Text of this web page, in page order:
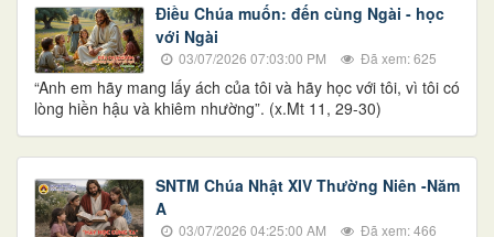
Điều Chúa muốn: đến cùng Ngài - học
với Ngài
03/07/2026 07:03:00 PM Đã xem: 625
“Anh em hãy mang lấy ách của tôi và hãy học với tôi, vì tôi có
lòng hiền hậu và khiêm nhường”. (x.Mt 11, 29-30)
SNTM Chúa Nhật XIV Thường Niên -Năm
A
03/07/2026 04:25:00 AM Đã xem: 466